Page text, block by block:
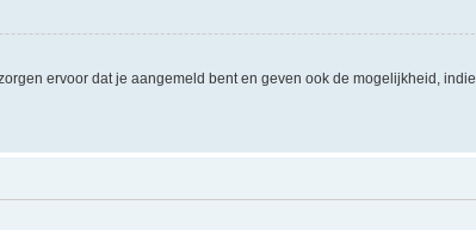
ervoor dat je aangemeld bent en geven ook de mogelijkheid,